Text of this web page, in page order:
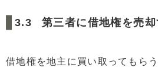
第三者に借地権を売却
借地権を地主に買い取ってもら